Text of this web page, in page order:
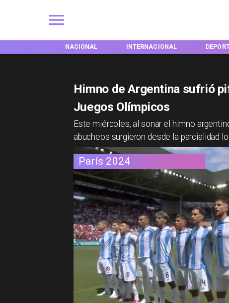
NACIONAL INTERNACIONAL
París 2024
Himno de Argentina sufrió
Juegos Olímpicos
​Este miércoles, al sonar el himno
abucheos surgieron desde la parcialidad